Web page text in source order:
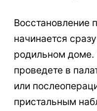
Восстановление
начинается
родильном
проведете в
или
пристальным